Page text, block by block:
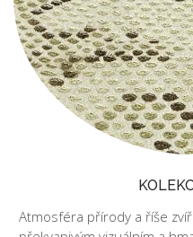
Atmosféra přírody a říše